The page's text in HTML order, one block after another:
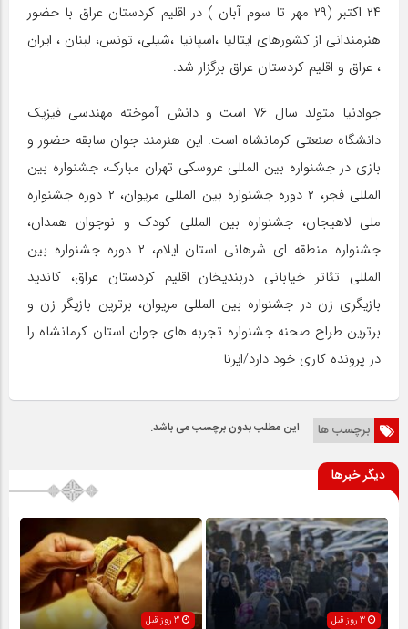
۲۴ اکتبر (۲۹ مهر تا سوم آبان ) در اقلیم کردستان عراق با حضور
هنرمندانی از کشورهای ایتالیا ،اسپانیا ،شیلی، تونس، لبنان ، ایران
، عراق و اقلیم کردستان عراق برگزار شد.
جوادنیا متولد سال ۷۶ است و دانش آموخته مهندسی فیزیک
دانشگاه صنعتی کرمانشاه است. این هنرمند جوان سابقه حضور و
بازی در جشنواره بین المللی عروسکی تهران مبارک، جشنواره بین
المللی فجر، ۲ دوره جشنواره بین المللی مریوان، ۲ دوره جشنواره
ملی لاهیجان، جشنواره بین المللی کودک و نوجوان همدان،
جشنواره منطقه ای شرهانی استان ایلام، ۲ دوره جشنواره بین
المللی تئاتر خیابانی دربندیخان اقلیم کردستان عراق، کاندید
بازیگری زن در جشنواره بین المللی مریوان، برترین بازیگر زن و
برترین طراح صحنه جشنواره تجربه های جوان استان کرمانشاه را
در پرونده کاری خود دارد/ایرنا
برچسب ها این مطلب بدون برچسب می باشد.
دیگر خبرها
3 روز قبل